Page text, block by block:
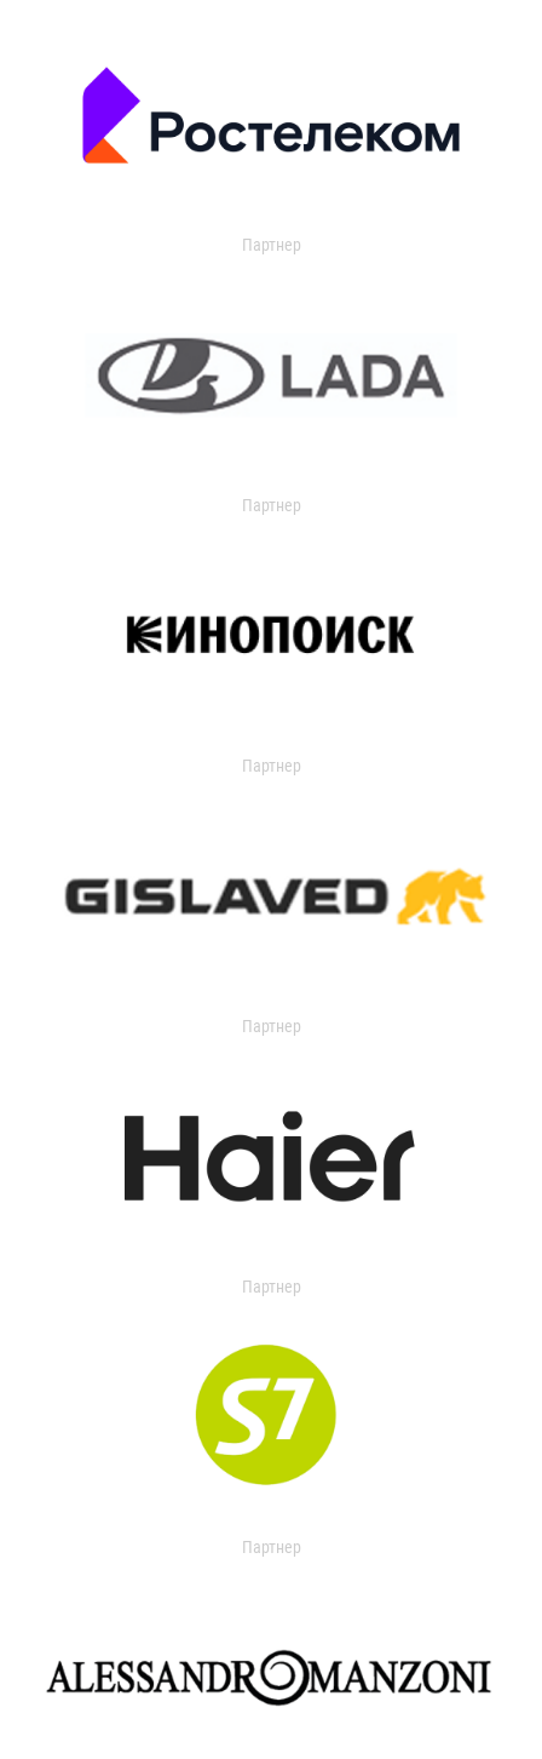
Партнер
Партнер
Партнер
Партнер
Партнер
Партнер